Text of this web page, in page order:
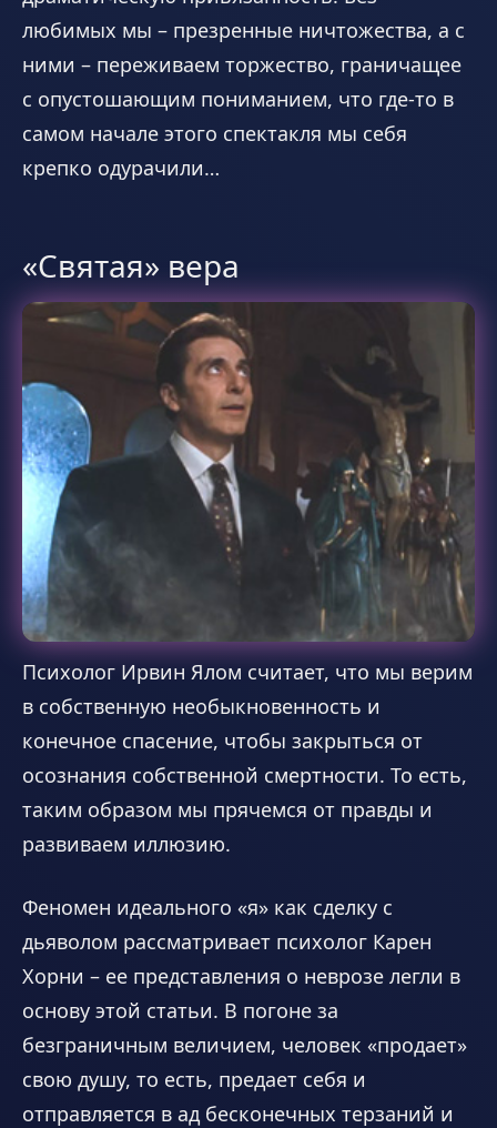
любимых мы – презренные ничтожества, а с
ними – переживаем торжество, граничащее
с опустошающим пониманием, что где-то в
самом начале этого спектакля мы себя
крепко одурачили…
«Святая» вера
Психолог Ирвин Ялом считает, что мы верим
в собственную необыкновенность и
конечное спасение, чтобы закрыться от
осознания собственной смертности. То есть,
таким образом мы прячемся от правды и
развиваем иллюзию.
Феномен идеального «я» как сделку с
дьяволом рассматривает психолог Карен
Хорни – ее представления о неврозе легли в
основу этой статьи. В погоне за
безграничным величием, человек «продает»
свою душу, то есть, предает себя и
отправляется в ад бесконечных терзаний и